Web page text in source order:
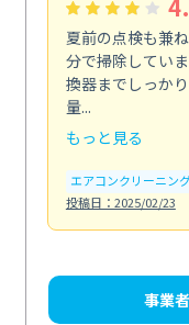
夏前の点検も兼
分で掃除してい
換器までしっか
量...
もっと見る
エアコンクリーニン
投稿日：2025/02/23
事業